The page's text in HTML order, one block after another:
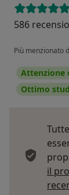
586
Più menzionato
Attenzione
Ottimo
il